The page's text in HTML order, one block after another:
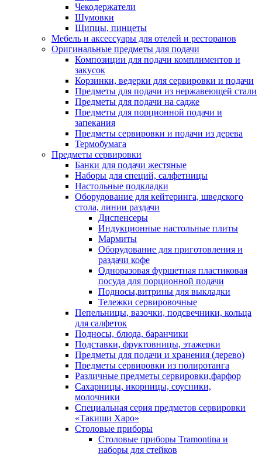
Чекодержатели
Шумовки
Щипцы, пинцеты
Мебель и аксессуары для отелей и ресторанов
Оригинальные предметы для подачи
Композиции для подачи комплиментов и
закусок
Корзинки, ведерки для сервировки и подачи
Предметы для подачи из нержавеющей стали
Предметы для подачи на садже
Предметы для порционной подачи и
запекания
Предметы сервировки и подачи из дерева
Термобумага
Предметы сервировки
Банки для подачи жестяные
Наборы для специй, салфетницы
Настольные подкладки
Оборудование для кейтеринга, шведского
стола, линии раздачи
Диспенсеры
Индукционные настольные плиты
Мармиты
Оборудование для приготовления и
раздачи кофе
Одноразовая фуршетная пластиковая
посуда для порционной подачи
Подносы,витрины для выкладки
Тележки сервировочные
Пепельницы, вазочки, подсвечники, кольца
для салфеток
Подносы, блюда, баранчики
Подставки, фруктовницы, этажерки
Предметы для подачи и хранения (дерево)
Предметы сервировки из полиротанга
Различные предметы сервировки,фарфор
Сахарницы, икорницы, соусники,
молочники
Специальная серия предметов сервировки
«Такиши Харо»
Столовые приборы
Столовые приборы Trаmоntina и
наборы для стейков